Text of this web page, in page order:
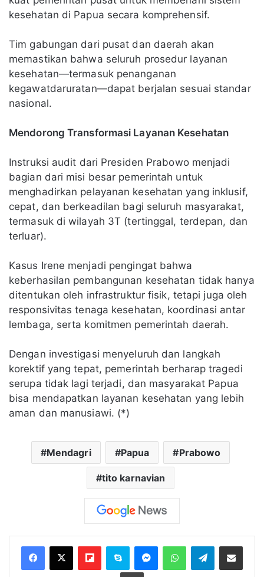
kesehatan di Papua secara komprehensif.
Tim gabungan dari pusat dan daerah akan
memastikan bahwa seluruh prosedur layanan
kesehatan—termasuk penanganan
kegawatdaruratan—dapat berjalan sesuai standar
nasional.
Mendorong Transformasi Layanan Kesehatan
Instruksi audit dari Presiden Prabowo menjadi
bagian dari misi besar pemerintah untuk
menghadirkan pelayanan kesehatan yang inklusif,
cepat, dan berkeadilan bagi seluruh masyarakat,
termasuk di wilayah 3T (tertinggal, terdepan, dan
terluar).
Kasus Irene menjadi pengingat bahwa
keberhasilan pembangunan kesehatan tidak hanya
ditentukan oleh infrastruktur fisik, tetapi juga oleh
responsivitas tenaga kesehatan, koordinasi antar
lembaga, serta komitmen pemerintah daerah.
Dengan investigasi menyeluruh dan langkah
korektif yang tepat, pemerintah berharap tragedi
serupa tidak lagi terjadi, dan masyarakat Papua
bisa mendapatkan layanan kesehatan yang lebih
aman dan manusiawi. (*)
Mendagri Papua Prabowo
tito karnavian
FlipboardSkype MessengerWhatsAppTelegramBagikan melalui Email
Cetak